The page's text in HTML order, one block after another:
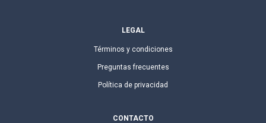
LEGAL
Términos y condiciones
Preguntas frecuentes
Política de privacidad
CONTACTO